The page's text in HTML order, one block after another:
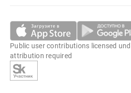
Public user contributions licensed
attribution required